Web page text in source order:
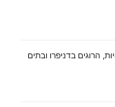
הרוגים בדניפרו ובתים